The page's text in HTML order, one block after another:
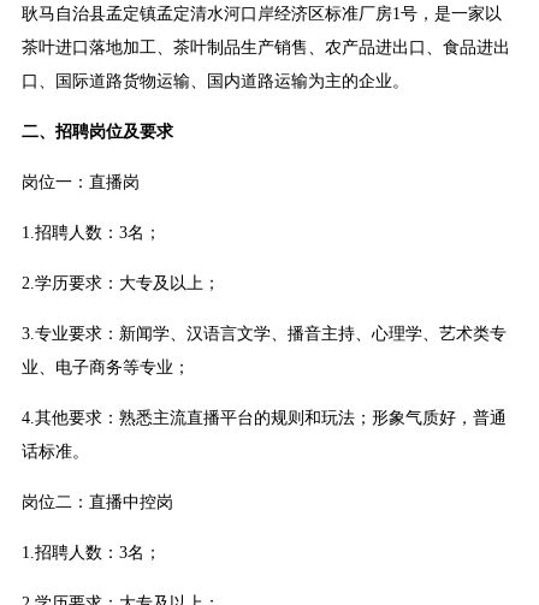
耿马自治县孟定镇孟定清水河口岸经济区标准厂房1号，是一家以
茶叶进口落地加工、茶叶制品生产销售、农产品进出口、食品进出
口、国际道路货物运输、国内道路运输为主的企业。
二、招聘岗位及要求
岗位一：直播岗
1.招聘人数：3名；
2.学历要求：大专及以上；
3.专业要求：新闻学、汉语言文学、播音主持、心理学、艺术类专
业、电子商务等专业；
4.其他要求：熟悉主流直播平台的规则和玩法；形象气质好，普通
话标准。
岗位二：直播中控岗
1.招聘人数：3名；